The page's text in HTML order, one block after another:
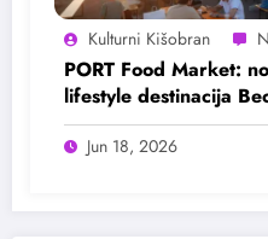
Kulturni Kišobran
PORT Food Market:
lifestyle destinacija
Jun 18, 2026